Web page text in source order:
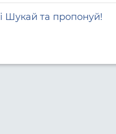
Шукай та пропонуй!